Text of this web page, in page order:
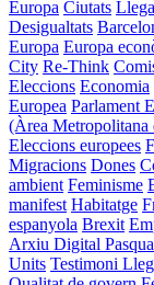
Europa Ciutats
Desigualtats
Europa Europa
City Re-Think
Eleccions Economia
Europea Parlament
(Àrea Metropolitana
Eleccions europees
Migracions Dones
ambient Feminisme
manifest Habitatge
espanyola Brexit
Arxiu Digital
Units Testimoni